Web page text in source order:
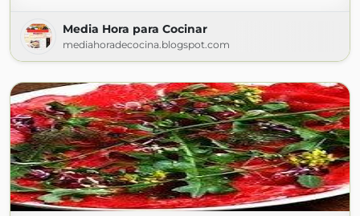
Media Hora para Cocinar
mediahoradecocina.blogspot.com